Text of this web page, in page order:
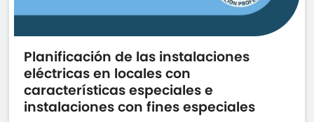
Planificación de las instalaciones
eléctricas en locales con
características especiales e
instalaciones con fines especiales